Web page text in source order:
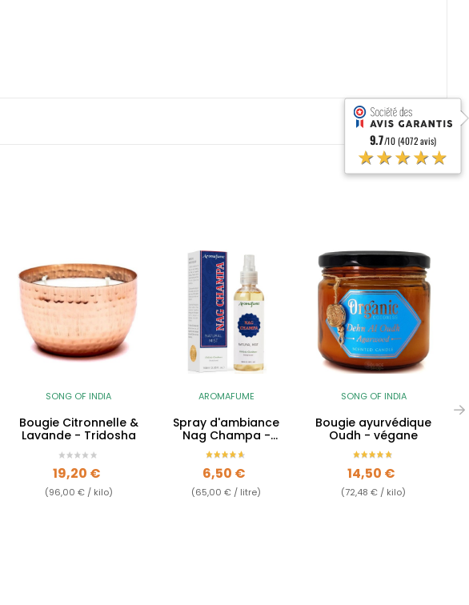
SONG OF INDIA
Bougie Citronnelle &
Lavande - Tridosha
Prix
19,20 €
(96,00 € / kilo)
AROMAFUME
Spray d'ambiance
Nag Champa -
Relaxation
Prix
6,50 €
(65,00 € / litre)
SONG OF INDIA
Bougie ayurvédique
Oudh - végane
Prix
14,50 €
(72,48 € / kilo)
9.7/10 (4072 avis)
★★★★★